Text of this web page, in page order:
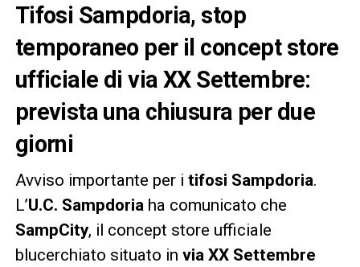
Tifosi Sampdoria, stop
temporaneo per il concept store
ufficiale di via XX Settembre:
prevista una chiusura per due
giorni
Avviso importante per i tifosi Sampdoria.
L’U.C. Sampdoriaha comunicato che
SampCity, il concept store ufficiale
blucerchiato situato in via XX Settembre